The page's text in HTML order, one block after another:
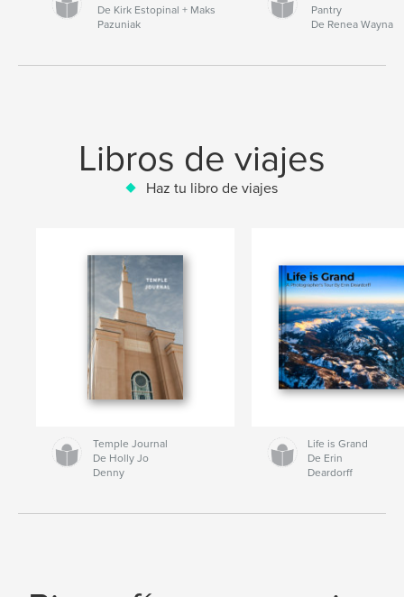
De Kirk Estopinal + Maks
Pazuniak
Pantry
De Renea Wayna
Libros de viajes
Haz tu libro de viajes
Temple Journal
De Holly Jo
Denny
Life is Grand
De Erin
Deardorff